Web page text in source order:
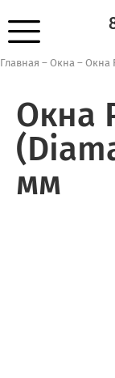
Главная – Окна – Окна
Окна
мм